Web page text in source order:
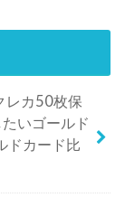
レカ50枚保
いゴールド
ドカード比